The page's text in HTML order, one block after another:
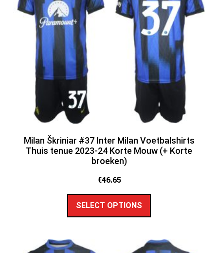
Milan Škriniar #37 Inter Milan Voetbalshirts
Thuis tenue 2023-24 Korte Mouw (+ Korte
broeken)
€46.65
SELECT OPTIONS